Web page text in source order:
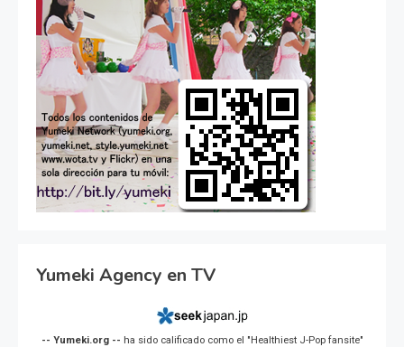
Yumeki Agency en TV
-- Yumeki.org -- ha sido calificado como el "Healthiest J-Pop fansite"